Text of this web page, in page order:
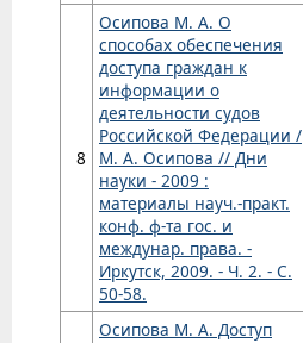
8
Осипова М. А. О
способах обеспечения
доступа граждан к
информации о
деятельности судов
Российской Федерации /
М. А. Осипова // Дни
науки - 2009 :
материалы науч.-практ.
конф. ф-та гос. и
междунар. права. -
Иркутск, 2009. - Ч. 2. - С.
50-58.
Осипова М. А. Доступ